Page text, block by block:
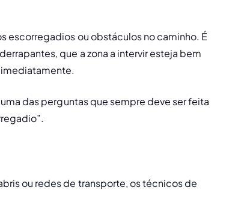
escorregadios ou obstáculos no caminho. É
que a zona a intervir esteja bem
das perguntas que sempre deve ser feita
ou redes de transporte, os técnicos de